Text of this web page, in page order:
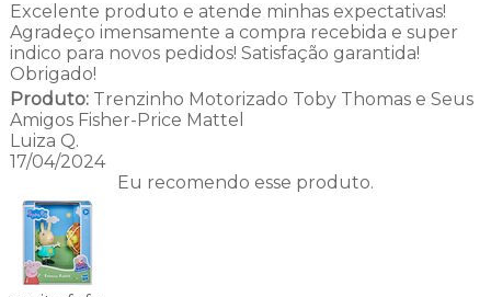
Excelente produto e atende minhas expectativas!
Agradeço imensamente a compra recebida e super
indico para novos pedidos! Satisfação garantida!
Obrigado!
Produto:Trenzinho Motorizado Toby Thomas e Seus
Amigos Fisher-Price Mattel
Luiza Q.
17/04/2024
Eu recomendo esse produto.